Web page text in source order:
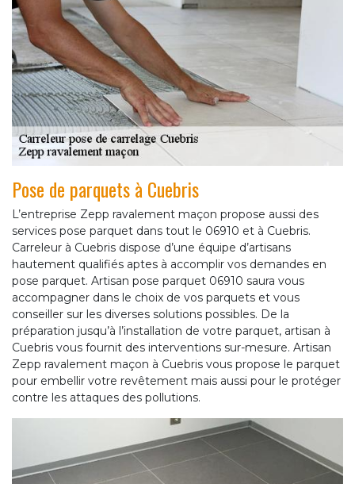
Pose de parquets à Cuebris
L’entreprise Zepp ravalement maçon propose aussi des
services pose parquet dans tout le 06910 et à Cuebris.
Carreleur à Cuebris dispose d’une équipe d’artisans
hautement qualifiés aptes à accomplir vos demandes en
pose parquet. Artisan pose parquet 06910 saura vous
accompagner dans le choix de vos parquets et vous
conseiller sur les diverses solutions possibles. De la
préparation jusqu’à l’installation de votre parquet, artisan à
Cuebris vous fournit des interventions sur-mesure. Artisan
Zepp ravalement maçon à Cuebris vous propose le parquet
pour embellir votre revêtement mais aussi pour le protéger
contre les attaques des pollutions.